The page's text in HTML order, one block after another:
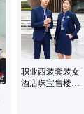
广告衫、防晒服、皮
衫、T恤衫
职业西装套装女
酒店珠宝售楼部